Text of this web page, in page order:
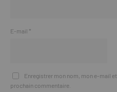
E-mail *
Enregistrer mon nom, mon e-mail
prochain commentaire.